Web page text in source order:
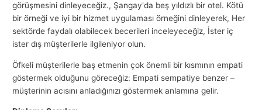
görüşmesini dinleyeceğiz., Şangay'da beş yıldızlı bir otel. Kötü
bir örneği ve iyi bir hizmet uygulaması örneğini dinleyerek, Her
sektörde faydalı olabilecek becerileri inceleyeceğiz, İster iç
ister dış müşterilerle ilgileniyor olun.
Öfkeli müşterilerle baş etmenin çok önemli bir kısmının empati
göstermek olduğunu göreceğiz: Empati sempatiye benzer –
müşterinin acısını anladığınızı göstermek anlamına gelir.